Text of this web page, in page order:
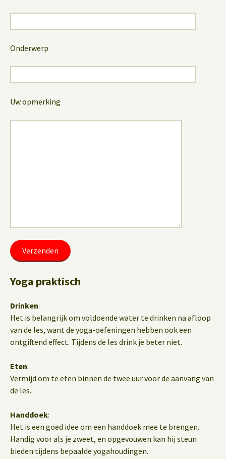
Onderwerp
Uw opmerking
Yoga praktisch
Drinken:
Het is belangrijk om voldoende water te drinken na afloop
van de les, want de yoga-oefeningen hebben ook een
ontgiftend effect. Tijdens de les drink je beter niet.
Eten:
Vermijd om te eten binnen de twee uur voor de aanvang van
de les.
Handdoek:
Het is een goed idee om een handdoek mee te brengen.
Handig voor als je zweet, en opgevouwen kan hij steun
bieden tijdens bepaalde yogahoudingen.